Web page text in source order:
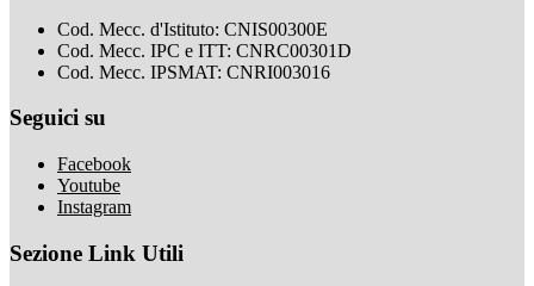
Cod. Mecc. d'Istituto: CNIS00300E
Cod. Mecc. IPC e ITT: CNRC00301D
Cod. Mecc. IPSMAT: CNRI003016
Seguici su
Facebook
Youtube
Instagram
Sezione Link Utili